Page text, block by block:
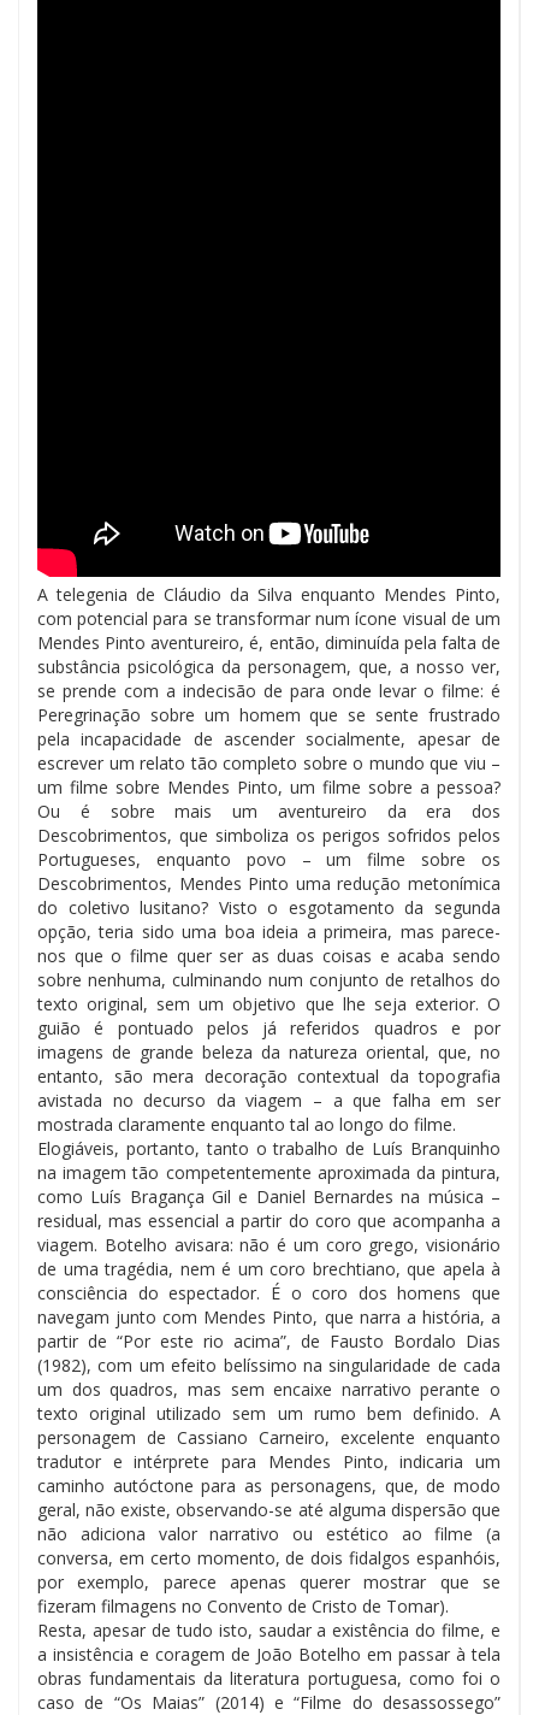
A telegenia de Cláudio da Silva enquanto Mendes Pinto,
com potencial para se transformar num ícone visual de um
Mendes Pinto aventureiro, é, então, diminuída pela falta de
substância psicológica da personagem, que, a nosso ver,
se prende com a indecisão de para onde levar o filme: é
Peregrinação sobre um homem que se sente frustrado
pela incapacidade de ascender socialmente, apesar de
escrever um relato tão completo sobre o mundo que viu –
um filme sobre Mendes Pinto, um filme sobre a pessoa?
Ou é sobre mais um aventureiro da era dos
Descobrimentos, que simboliza os perigos sofridos pelos
Portugueses, enquanto povo – um filme sobre os
Descobrimentos, Mendes Pinto uma redução metonímica
do coletivo lusitano? Visto o esgotamento da segunda
opção, teria sido uma boa ideia a primeira, mas parece-
nos que o filme quer ser as duas coisas e acaba sendo
sobre nenhuma, culminando num conjunto de retalhos do
texto original, sem um objetivo que lhe seja exterior. O
guião é pontuado pelos já referidos quadros e por
imagens de grande beleza da natureza oriental, que, no
entanto, são mera decoração contextual da topografia
avistada no decurso da viagem – a que falha em ser
mostrada claramente enquanto tal ao longo do filme.
Elogiáveis, portanto, tanto o trabalho de Luís Branquinho
na imagem tão competentemente aproximada da pintura,
como Luís Bragança Gil e Daniel Bernardes na música –
residual, mas essencial a partir do coro que acompanha a
viagem. Botelho avisara: não é um coro grego, visionário
de uma tragédia, nem é um coro brechtiano, que apela à
consciência do espectador. É o coro dos homens que
navegam junto com Mendes Pinto, que narra a história, a
partir de “Por este rio acima”, de Fausto Bordalo Dias
(1982), com um efeito belíssimo na singularidade de cada
um dos quadros, mas sem encaixe narrativo perante o
texto original utilizado sem um rumo bem definido. A
personagem de Cassiano Carneiro, excelente enquanto
tradutor e intérprete para Mendes Pinto, indicaria um
caminho autóctone para as personagens, que, de modo
geral, não existe, observando-se até alguma dispersão que
não adiciona valor narrativo ou estético ao filme (a
conversa, em certo momento, de dois fidalgos espanhóis,
por exemplo, parece apenas querer mostrar que se
fizeram filmagens no Convento de Cristo de Tomar).
Resta, apesar de tudo isto, saudar a existência do filme, e
a insistência e coragem de João Botelho em passar à tela
obras fundamentais da literatura portuguesa, como foi o
caso de “Os Maias” (2014) e “Filme do desassossego”